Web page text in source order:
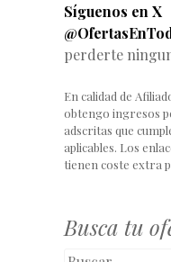
Síguenos en X
perderte
En calidad de
obtengo ingresos
adscritas que
aplicables. Los
tienen coste extra
Busca tu
Buscar